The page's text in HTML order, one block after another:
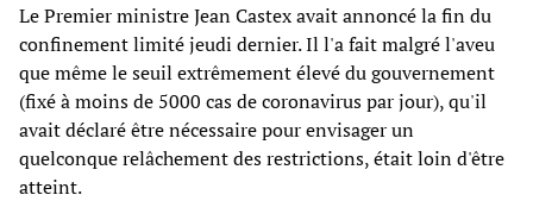
Le Premier ministre Jean Castex avait annoncé la fin du
confinement limité jeudi dernier. Il l'a fait malgré l'aveu
que même le seuil extrêmement élevé du gouvernement
(fixé à moins de 5000 cas de coronavirus par jour), qu'il
avait déclaré être nécessaire pour envisager un
quelconque relâchement des restrictions, était loin d'être
atteint.